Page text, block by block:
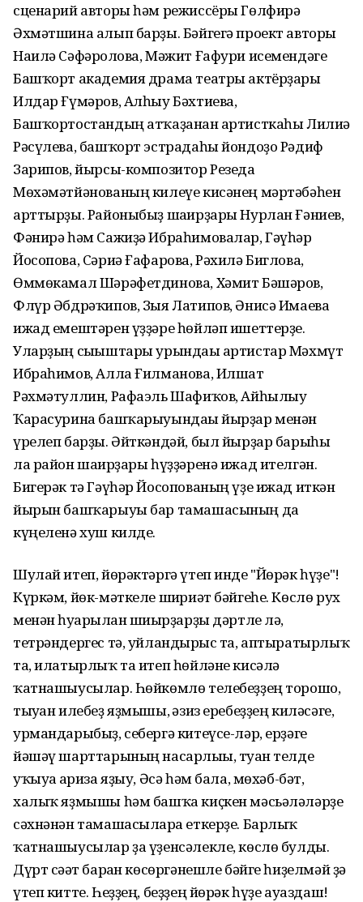
сценарий авторы һәм режиссёры Гөлфирә
Әхмәтшина алып барҙы. Бәйгегә проект авторы
Наилә Сәфәрғолова, Мәжит Ғафури исемендәге
Башҡорт академия драма театры актёрҙары
Илдар Ғүмәров, Алһыу Бәхтиева,
Башҡортостандың атҡаҙанған артисткаһы Лилиә
Рәсүлева, башҡорт эстрадаһы йондоҙо Рәдиф
Зарипов, йырсы-композитор Резеда
Мөхәмәтйәнованың килеүе кисәнең мәртәбәһен
арттырҙы. Районыбыҙ шағирҙары Нурлан Ғәниев,
Фәнирә һәм Сажиҙә Ибраһимовалар, Гәүһәр
Йосопова, Сәриә Ғафарова, Рәхилә Биглова,
Өммөкамал Шәрәфетдинова, Хәмит Бәшәров,
Флүр Әбдрәҡипов, Зыя Латипов, Әнисә Имаева
ижад емештәрен үҙҙәре һөйләп ишеттерҙе.
Уларҙың сығыштары урындағы артистар Мәхмүт
Ибраһимов, Алла Ғилманова, Илшат
Рәхмәтуллин, Рафаэль Шафиҡов, Айһылыу
Ҡарасурина башҡарыуындағы йырҙар менән
үрелеп барҙы. Әйткәндәй, был йырҙар барыһы
ла район шағирҙары һүҙҙәренә ижад ителгән.
Бигерәк тә Гәүһәр Йосопованың үҙе ижад иткән
йырын башҡарыуы бар тамашасының да
күңеленә хуш килде.
Шулай итеп, йөрәктәргә үтеп инде "Йөрәк һүҙе"!
Күркәм, йөк-мәткеле шиғриәт бәйгеһе. Көслө рух
менән һуғарылған шиғырҙарҙы дәртле лә,
тетрәндергес тә, уйландырғыс та, аптыратырлыҡ
та, илатырлыҡ та итеп һөйләне кисәлә
ҡатнашыусылар. Һөйкөмлө телебеҙҙең торошо,
тыуған илебеҙ яҙмышы, ғәзиз еребеҙҙең киләсәге,
урмандарыбыҙ, себергә китеүсе-ләр, ерҙәге
йәшәү шарттарының насарлығы, туған телде
уҡыуға ғариза яҙыу, Әсә һәм бала, мөхәб-бәт,
халыҡ яҙмышы һәм башҡа киҫкен мәсьәләләрҙе
сәхнәнән тамашасыларға еткерҙе. Барлыҡ
ҡатнашыусылар ҙа үҙенсәлекле, көслө булды.
Дүрт сәғәт барған көсөргәнешле бәйге һиҙелмәй ҙә
үтеп китте. Һеҙҙең, беҙҙең йөрәк һүҙе ауаздаш!